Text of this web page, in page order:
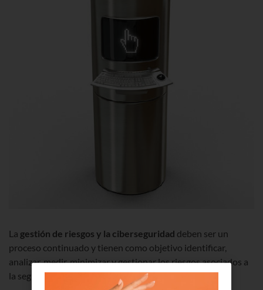
La gestión de riesgos y la ciberseguridad deben ser un
proceso continuado y tienen como objetivo identificar,
analizar, medir, minimizar y gestionar los riesgos asociados a
la seguridad de la información.